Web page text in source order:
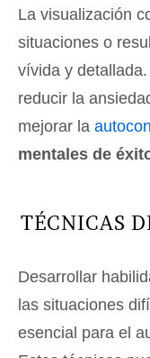
La visualización
situaciones o
vívida y
reducir la
mejorar la
mentales de
TÉCNICAS
Desarrollar
las situaciones
esencial para el